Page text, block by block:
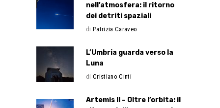
nell’atmosfera: il ritorno
dei detriti spaziali
di Patrizia Caraveo
L’Umbria guarda verso la
Luna
di Cristiano Cinti
Artemis II – Oltre l’orbita: il